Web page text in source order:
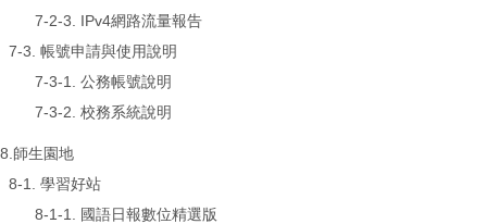
7-2-3. IPv4網路流量報告
7-3. 帳號申請與使用說明
7-3-1. 公務帳號說明
7-3-2. 校務系統說明
8.師生園地
8-1. 學習好站
8-1-1.
國語日報數位精選版